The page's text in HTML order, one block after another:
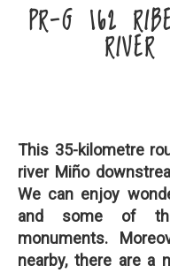
PR-G 162
This 35-kilometre
river Miño
We can enjoy
and some of
monuments.
nearby, there are a